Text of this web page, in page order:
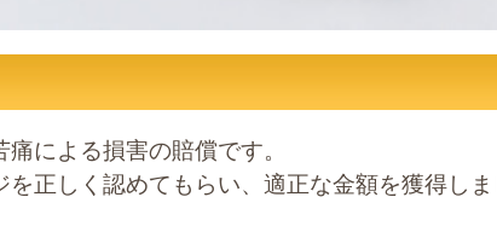
による損害の賠償です。
正しく認めてもらい、適正な金額を獲得しま